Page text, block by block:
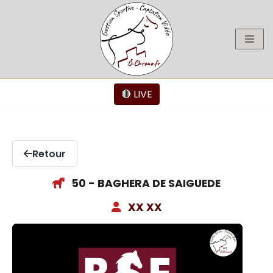
🔴 LIVE
Retour
50 - BAGHERA DE SAIGUEDE
XX XX